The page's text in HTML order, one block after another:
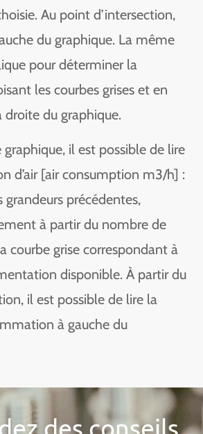
Au point d’intersection,
du graphique. La même
pour déterminer la
les courbes grises et en
droite du graphique.
il est possible de lire
d’air [air consumption m3/h] :
précédentes,
à partir du nombre de
courbe grise correspondant à
disponible. À partir du
il est possible de lire la
à gauche du
des conseils